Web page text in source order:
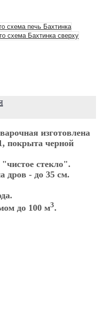
изготовлена
покрыта черной
стекло".
дров - до 35 см.
до 100 м3.